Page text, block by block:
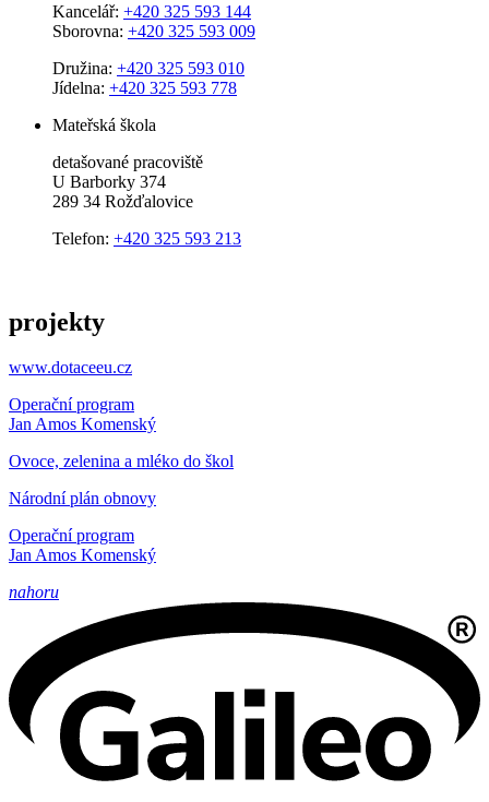
Kancelář: +420 325 593 144
Sborovna: +420 325 593 009
Družina: +420 325 593 010
Jídelna: +420 325 593 778
Mateřská škola
detašované pracoviště
U Barborky 374
289 34 Rožďalovice
Telefon: +420 325 593 213
projekty
www.dotaceeu.cz
Operační program
Jan Amos Komenský
Ovoce, zelenina a mléko do škol
Národní plán obnovy
Operační program
Jan Amos Komenský
nahoru